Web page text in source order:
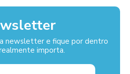
newsletter e fique por dentro
importa.